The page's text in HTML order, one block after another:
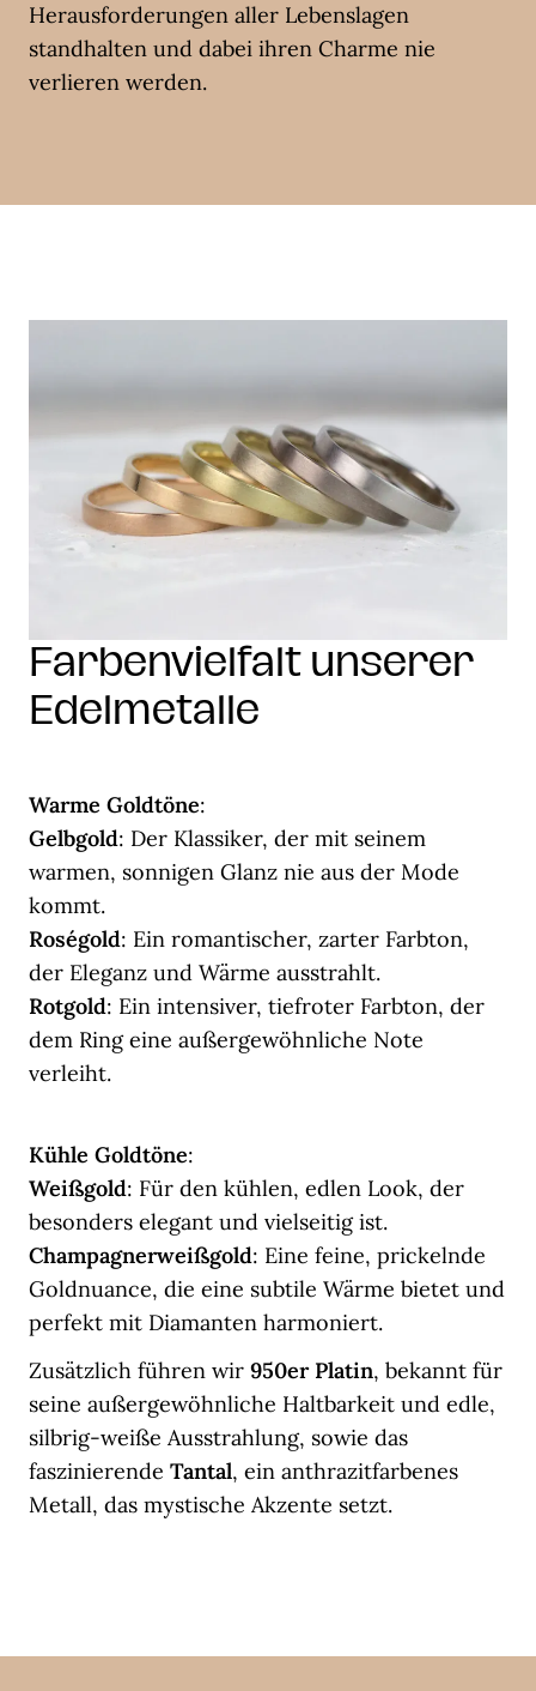
Herausforderungen aller Lebenslagen
standhalten und dabei ihren Charme nie
verlieren werden.
Farbenvielfalt unserer
Edelmetalle
Warme Goldtöne:
Gelbgold: Der Klassiker, der mit seinem
warmen, sonnigen Glanz nie aus der Mode
kommt.
Roségold: Ein romantischer, zarter Farbton,
der Eleganz und Wärme ausstrahlt.
Rotgold: Ein intensiver, tiefroter Farbton, der
dem Ring eine außergewöhnliche Note
verleiht.
Kühle Goldtöne:
Weißgold: Für den kühlen, edlen Look, der
besonders elegant und vielseitig ist.
Champagnerweißgold: Eine feine, prickelnde
Goldnuance, die eine subtile Wärme bietet und
perfekt mit Diamanten harmoniert.
Zusätzlich führen wir 950er Platin, bekannt für
seine außergewöhnliche Haltbarkeit und edle,
silbrig-weiße Ausstrahlung, sowie das
faszinierende Tantal, ein anthrazitfarbenes
Metall, das mystische Akzente setzt.